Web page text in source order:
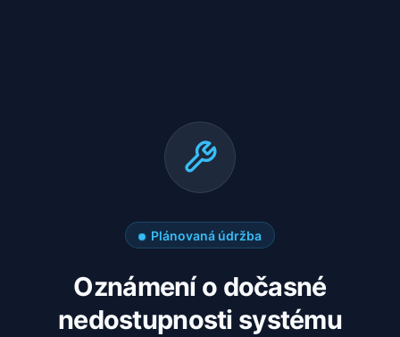
Plánovaná údržba
Oznámení o dočasné
nedostupnosti systému